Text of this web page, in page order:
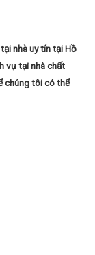
nhà uy tín tại Hồ
vụ tại nhà chất
chúng tôi có thể